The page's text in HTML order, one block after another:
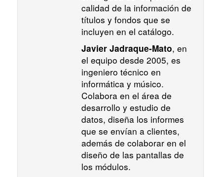
calidad de la información de
títulos y fondos que se
incluyen en el catálogo.
Javier Jadraque-Mato, en
el equipo desde 2005, es
ingeniero técnico en
informática y músico.
Colabora en el área de
desarrollo y estudio de
datos, diseña los informes
que se envían a clientes,
además de colaborar en el
diseño de las pantallas de
los módulos.